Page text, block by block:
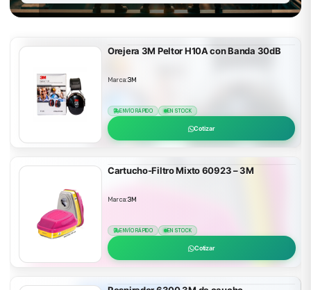
Orejera 3M Peltor H10A con Banda 30dB
Marca:3M
ENVÍO RÁPIDO EN STOCK
Cotizar
Cartucho-Filtro Mixto 60923 – 3M
Marca:3M
ENVÍO RÁPIDO EN STOCK
Cotizar